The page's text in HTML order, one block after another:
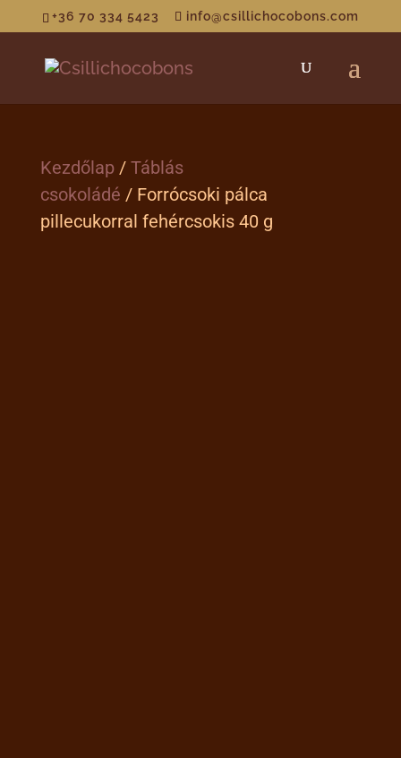
+36 70 334 5423 info@csillichocobons.com
Kezdőlap/ Táblás
csokoládé / Forrócsoki pálca
pillecukorral fehércsokis 40 g